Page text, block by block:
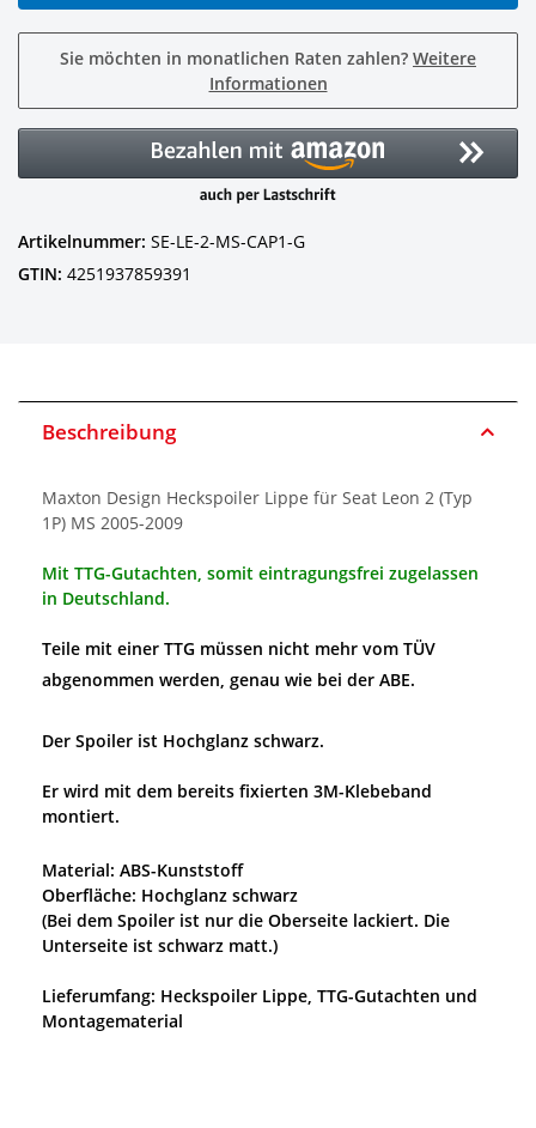
Sie möchten in monatlichen Raten zahlen? Weitere
Informationen
Artikelnummer: SE-LE-2-MS-CAP1-G
GTIN: 4251937859391
Beschreibung
Maxton Design Heckspoiler Lippe für Seat Leon 2 (Typ
1P) MS 2005-2009
Mit TTG-Gutachten, somit eintragungsfrei zugelassen
in Deutschland.
Teile mit einer TTG müssen nicht mehr vom TÜV
abgenommen werden, genau wie bei der ABE.
Der Spoiler ist Hochglanz schwarz.
Er wird mit dem bereits fixierten 3M-Klebeband
montiert.
Material: ABS-Kunststoff
Oberfläche: Hochglanz schwarz
(Bei dem Spoiler ist nur die Oberseite lackiert. Die
Unterseite ist schwarz matt.)
Lieferumfang: Heckspoiler Lippe, TTG-Gutachten und
Montagematerial